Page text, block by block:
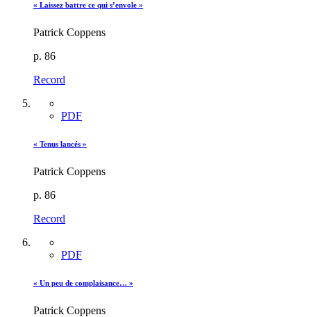
« Laissez battre ce qui s’envole »
Patrick Coppens
p. 86
Record
PDF
« Tenus lancés »
Patrick Coppens
p. 86
Record
PDF
« Un peu de complaisance… »
Patrick Coppens